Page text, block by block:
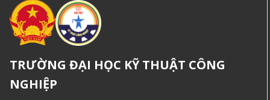
TRƯỜNG ĐẠI HỌC KỸ THUẬT CÔNG
NGHIỆP